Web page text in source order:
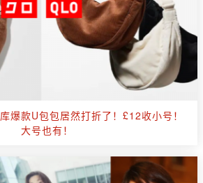
爆款U包包居然打折了！£12收小号！
大号也有！